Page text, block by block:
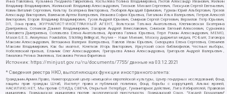
Инна Павловна, Кузьмина Людмила Гавриловна, Костылева Полина Владимировна, Лютов Александр Иванович, Жилкин
Владимир Владимирович, Жилинский Владимир Александрович, Тихонов Михаил Сергеевич, Пискунов Сергей Евгеньевич,
Ковин Виталий Сергеевич, Кильтау Екатерина Викторовна, Любарев Аркадий Ефимович, Гурман Юрий Альбертович, Грезев
Александр Викторович, Важенков Артем Валерьевич, Иванова София Юрьевна, Пигалкин Илья Валерьевич, Петров Алексей
Викторович, Егоров Владимир Владимирович, Гусев Андрей Юрьевич, Смирнов Сергей Сергеевич, Верзилов Петр Юрьевич,
ЗП, Зона права, ЖУРНАЛИСТ-ИНОСТРАННЫЙ АГЕНТ, Вольтская Татьяна Анатольевна, Клепиковская Екатерина
Дмитриевна, Сотников Даниил Владимирович, Захаров Андрей Вячеславович, Симонов Евгений Алексеевич, Сурначева
Елизавета Дмитриевна, Соловьева Елена Анатольевна, Арапова Галина Юрьевна, Перл Роман Александрович, МЕМО,
Mason G.E.S. Anonymous Foundation, Stichting Bellingcat, Якутия – Наше Мнение, Москоу диджитал медиа, РС-Балт, Заговора
Максим Александрович, Ветошкина Валерия Валерьевна, Павлов Иван Юрьевич, Скворцова Елена Сергеевна, Оленичев
Максим Владимирович, Как бы инагент, Кочетков Игорь Викторович, Иркутский союз библиофилов, Честные выборы,
Нобелевский призыв, Еланчик Олег Александрович, Григорьева Алина Александровна, Григорьев Андрей Валерьевич ,
Гималова Регина Эмилевна, Хисамова Регина Фаритовна
Источник: https://minjust.gov.ru/ru/documents/7755/данные на 03.12.2021
* Сведения реестра НКО, выполняющих функции иностранного агента:
Гражданин.Армия.Право, Нижегородский центр немецкой и европейской культуры, Центр гендерных исследований, Фонд
защиты прав граждан Штаб, Институт права и публичной политики, Фонд борьбы с коррупцией, Альянс врачей,
НАСИЛИЮ.НЕТ, Мы против СПИДа, СВЕЧА, Открытый Петербург, Гуманитарное действие, Лига Избирателей, Правовая
инициатива, Гражданская инициатива против экологической преступности, Гражданский Союз, "Хасдей Ерушалаим"